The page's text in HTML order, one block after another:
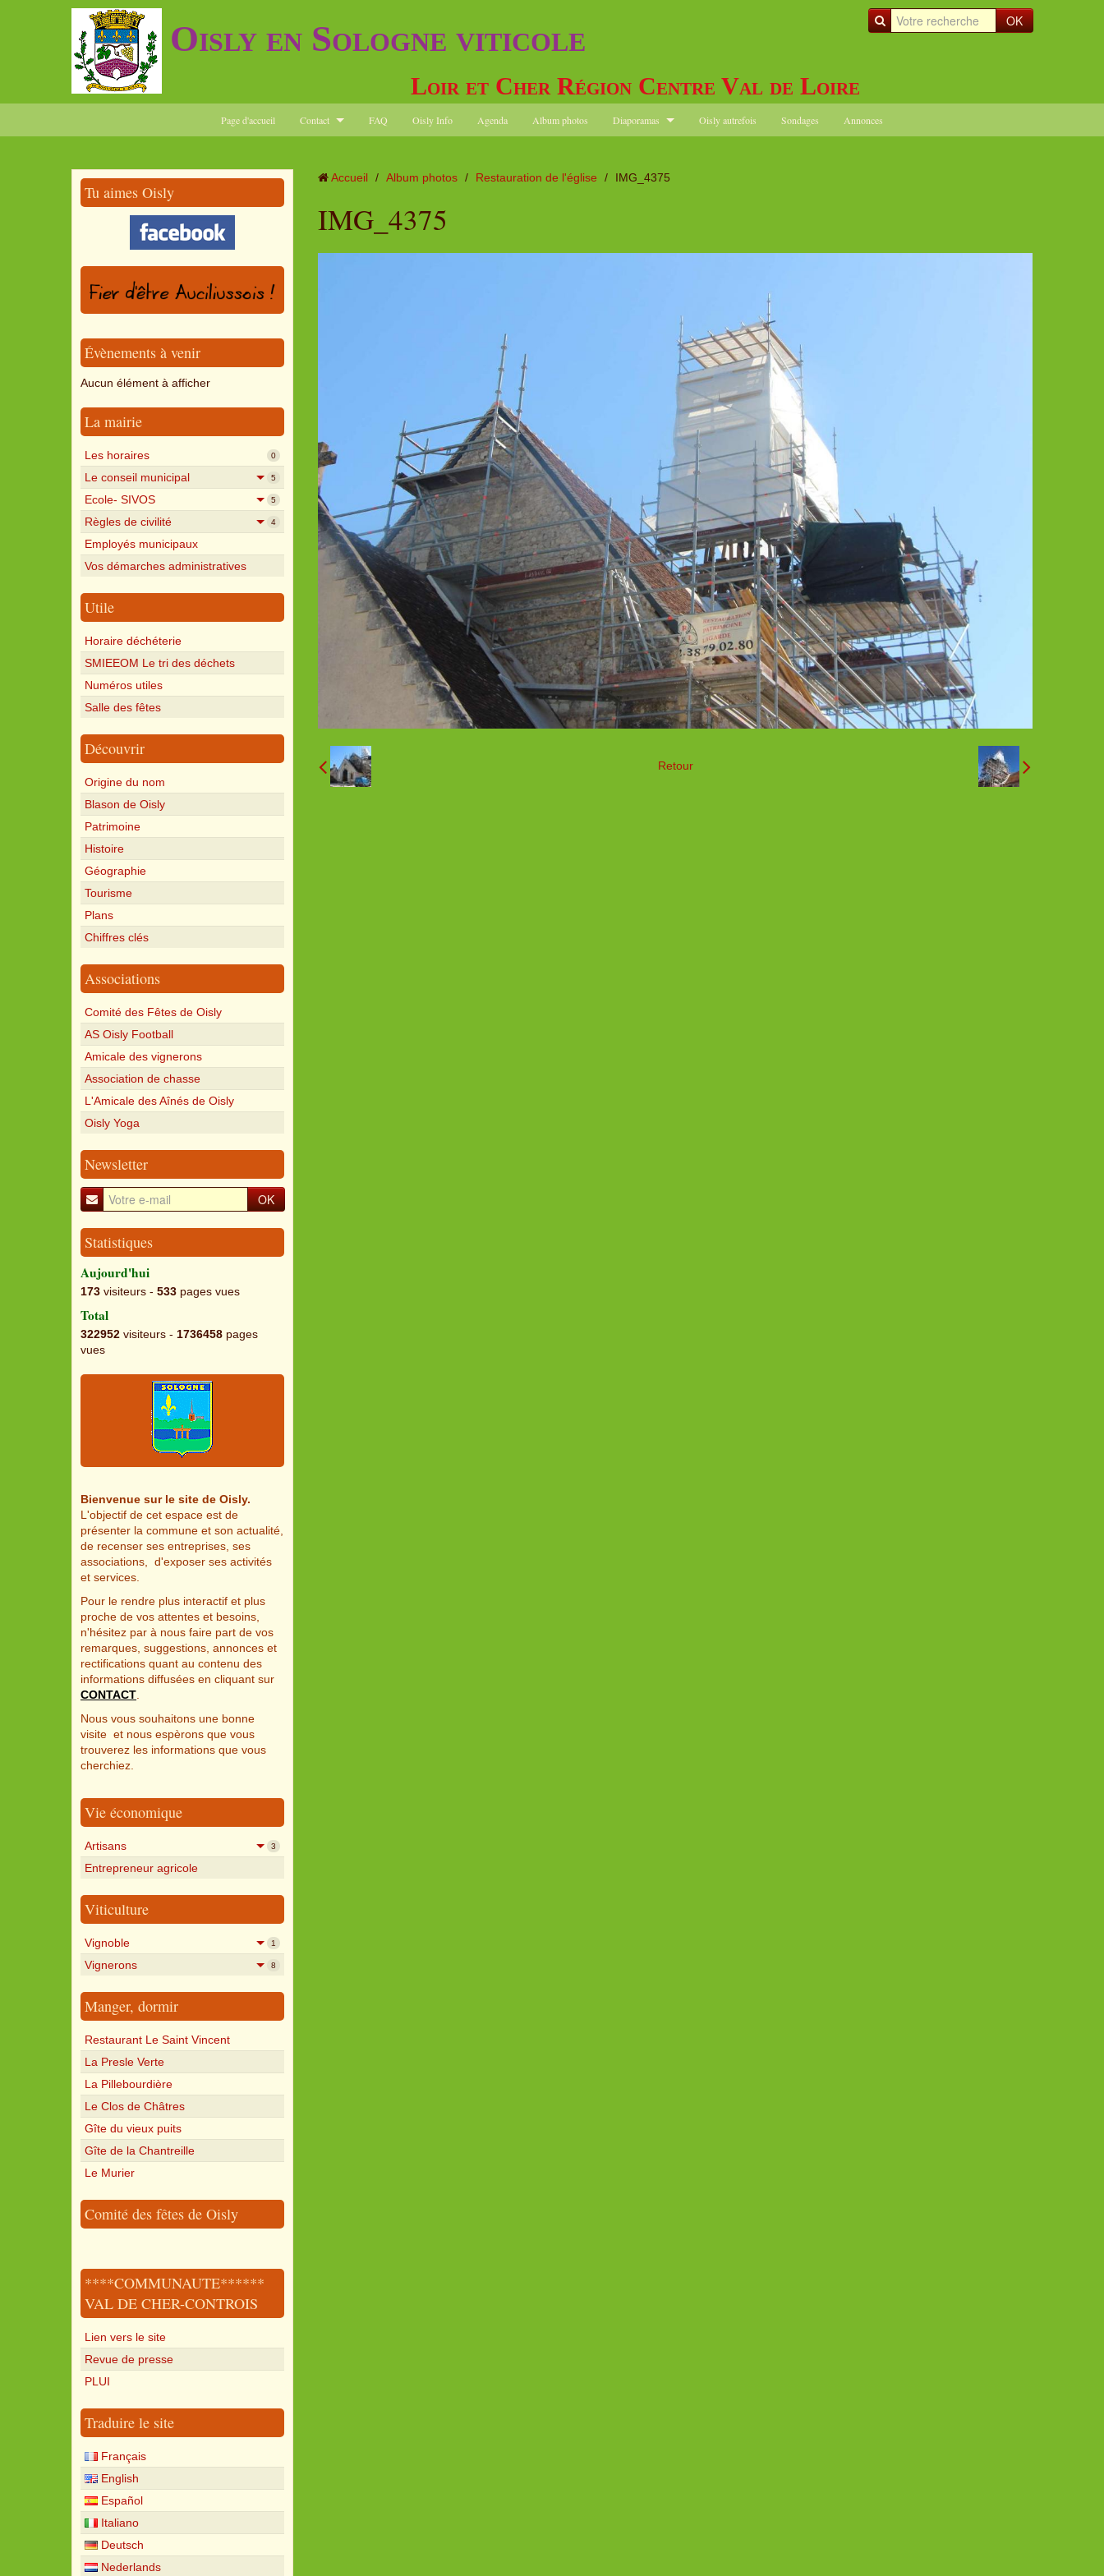
OK
Oisly en Sologne viticole
Loir et Cher Région Centre Val de Loire
Page d'accueil Contact FAQ Oisly Info Agenda Album photos Diaporamas Oisly autrefois Sondages Annonces
Tu aimes Oisly
Évènements à venir
Aucun élément à afficher
La mairie
Les horaires 0
Le conseil municipal 5
Ecole- SIVOS 5
Règles de civilité 4
Employés municipaux
Vos démarches administratives
Utile
Horaire déchéterie
SMIEEOM Le tri des déchets
Numéros utiles
Salle des fêtes
Découvrir
Origine du nom
Blason de Oisly
Patrimoine
Histoire
Géographie
Tourisme
Plans
Chiffres clés
Associations
Comité des Fêtes de Oisly
AS Oisly Football
Amicale des vignerons
Association de chasse
L'Amicale des Aînés de Oisly
Oisly Yoga
Newsletter
OK
Statistiques
Aujourd'hui
173 visiteurs - 533 pages vues
Total
322952 visiteurs - 1736458 pages
vues
Bienvenue sur le site de Oisly.
L'objectif de cet espace est de
présenter la commune et son actualité,
de recenser ses entreprises, ses
associations, d'exposer ses activités
et services.
Pour le rendre plus interactif et plus
proche de vos attentes et besoins,
n'hésitez par à nous faire part de vos
remarques, suggestions, annonces et
rectifications quant au contenu des
informations diffusées en cliquant sur
CONTACT
Nous vous souhaitons une bonne
visite et nous espèrons que vous
trouverez les informations que vous
cherchiez.
Vie économique
Artisans 3
Entrepreneur agricole
Viticulture
Vignoble 1
Vignerons 8
Manger, dormir
Restaurant Le Saint Vincent
La Presle Verte
La Pillebourdière
Le Clos de Châtres
Gîte du vieux puits
Gîte de la Chantreille
Le Murier
Comité des fêtes de Oisly
****COMMUNAUTE******
VAL DE CHER-CONTROIS
Lien vers le site
Revue de presse
PLUI
Traduire le site
Français
English
Español
Italiano
Deutsch
Nederlands
Accueil / Album photos / Restauration de l'église / IMG_4375
IMG_4375
Retour